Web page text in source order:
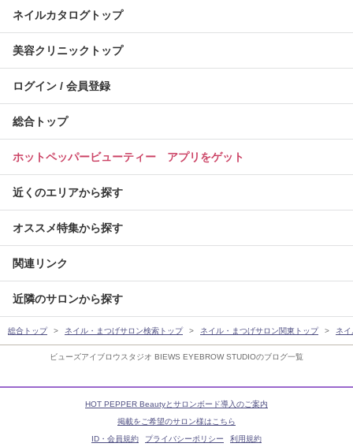
ビューズアイブロウスタジオ BIEWS EYEBROW STUDIOのブログ一覧
ネイルカタログトップ
美容クリニックトップ
ログイン / 会員登録
総合トップ
ホットペッパービューティー アプリをゲット
近くのエリアから探す
オススメ特集から探す
関連リンク
近隣のサロンから探す
総合トップ ネイル・まつげサロン検索トップ ネイル・まつげサロン関東トップ ネ
HOT PEPPER Beautyとサロンボード導入のご案内
掲載をご希望のサロン様はこちら
ID・会員規約
プライバシーポリシー 利用規約